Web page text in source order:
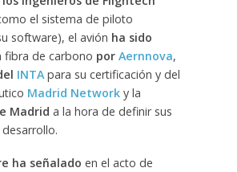
el sistema de piloto
software), el avión ha sido
fibra de carbono por Aernnova,
INTApara su certificación y del
Madrid Networky la
Madrid a la hora de definir sus
ha señalado en el acto de